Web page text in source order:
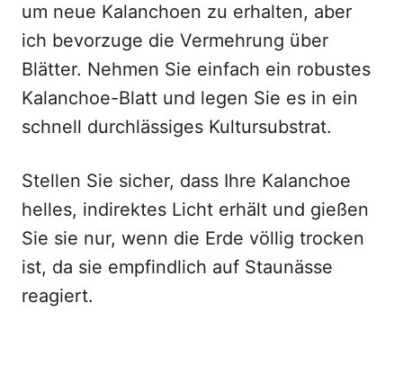
um neue Kalanchoen zu erhalten, aber
ich bevorzuge die Vermehrung über
Blätter. Nehmen Sie einfach ein robustes
Kalanchoe-Blatt und legen Sie es in ein
schnell durchlässiges Kultursubstrat.
Stellen Sie sicher, dass Ihre Kalanchoe
helles, indirektes Licht erhält und gießen
Sie sie nur, wenn die Erde völlig trocken
ist, da sie empfindlich auf Staunässe
reagiert.